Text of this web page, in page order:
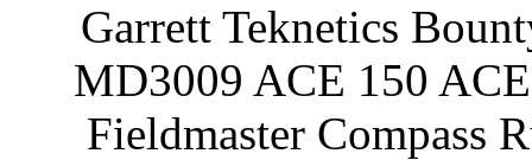
Garrett Teknetics
MD3009 ACE 150
Fieldmaster Compass